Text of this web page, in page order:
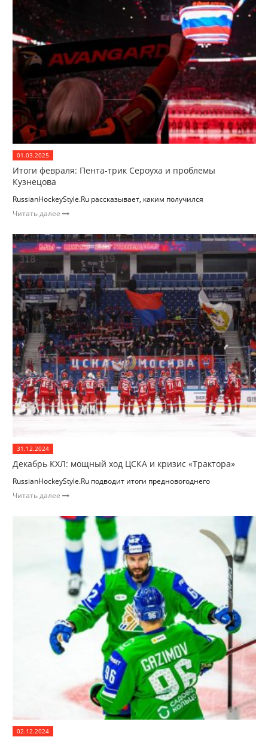
01.03.2025
Итоги февраля: Пента-трик Сероуха и проблемы
Кузнецова
RussianHockeyStyle.Ru рассказывает, каким получился
Читать далее
31.12.2024
Декабрь КХЛ: мощный ход ЦСКА и кризис «Трактора»
RussianHockeyStyle.Ru подводит итоги предновогоднего
Читать далее
02.12.2024